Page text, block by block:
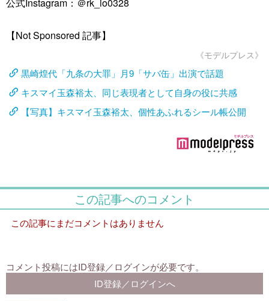
【Not Sponsored 記事】
《モデルプレス》
黒崎煌代「九条の大罪」月9「サバ缶」出演で話題
キスマイ玉森裕太、同じ表現者として自身の役に共感
【写真】キスマイ玉森裕太、個性あふれるシール帳公開